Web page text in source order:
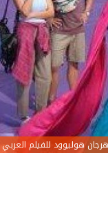
هوليوود للفيلم العربي